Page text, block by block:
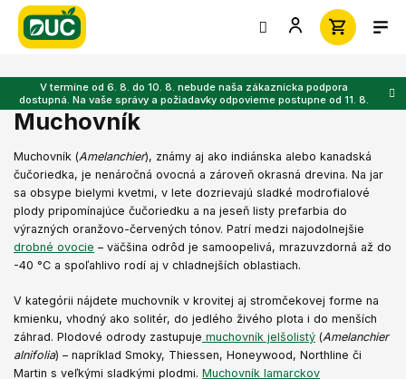
Prejsť
obsah
V termíne od 6. 8. do 10. 8. nebude naša zákaznícka podpora
dostupná. Na vaše správy a požiadavky odpovieme postupne od 11. 8.
Muchovník
Muchovník (Amelanchier), známy aj ako indiánska alebo kanadská
čučoriedka, je nenáročná ovocná a zároveň okrasná drevina. Na jar
sa obsype bielymi kvetmi, v lete dozrievajú sladké modrofialové
plody pripomínajúce čučoriedku a na jeseň listy prefarbia do
výrazných oranžovo-červených tónov. Patrí medzi najodolnejšie
drobné ovocie – väčšina odrôd je samoopelivá, mrazuvzdorná až do
-40 °C a spoľahlivo rodí aj v chladnejších oblastiach.
V kategórii nájdete muchovník v krovitej aj stromčekovej forme na
kmienku, vhodný ako solitér, do jedlého živého plota i do menších
záhrad. Plodové odrody zastupuje muchovník jelšolistý (Amelanchier
alnifolia) – napríklad Smoky, Thiessen, Honeywood, Northline či
Martin s veľkými sladkými plodmi. Muchovník lamarckov